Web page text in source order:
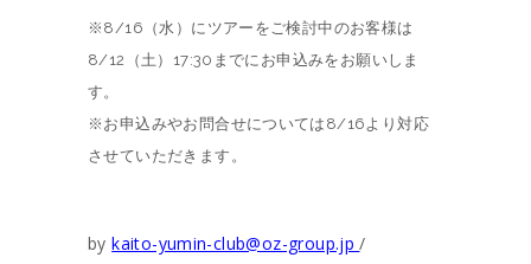
※8/16（水）にツアーをご検討中のお客様は
8/12（土）17:30までにお申込みをお願いしま
す。
※お申込みやお問合せについては8/16より対応
させていただきます。
bykaito-yumin-club@oz-group.jp